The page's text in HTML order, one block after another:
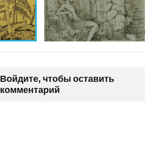
Войдите, чтобы оставить
комментарий